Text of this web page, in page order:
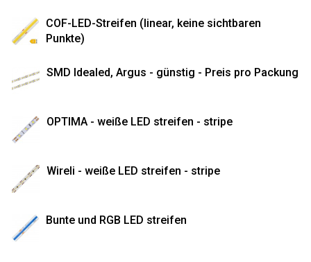
COF-LED-Streifen (linear, keine sichtbaren
Punkte)
SMD Idealed, Argus - günstig - Preis pro Packung
OPTIMA - weiße LED streifen - stripe
Wireli - weiße LED streifen - stripe
Bunte und RGB LED streifen